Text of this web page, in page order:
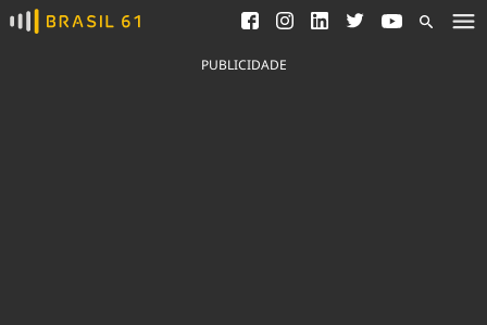
Ver todas as notícias
Saneamento
Indicadores
PUBLICIDADE